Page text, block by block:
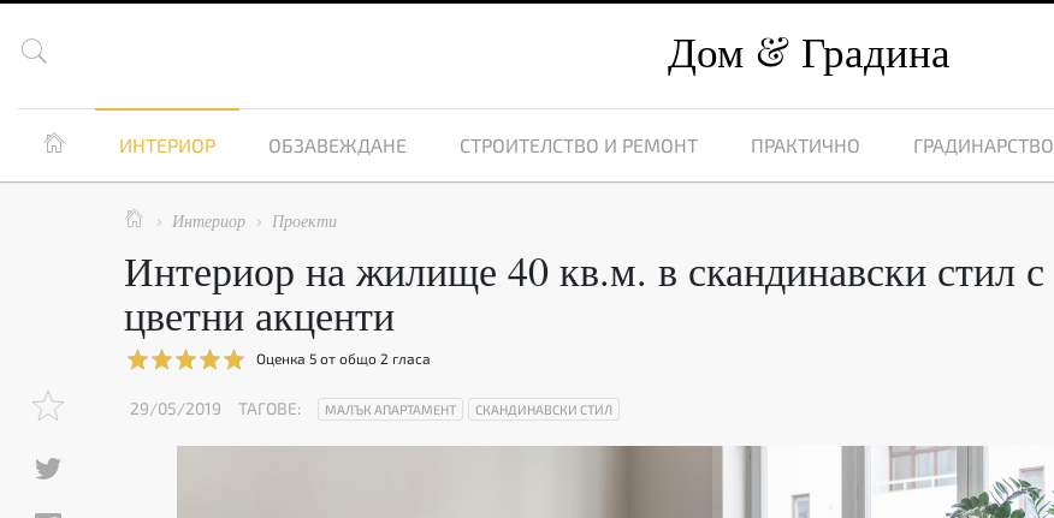
 Дом Градина
 ИНТЕРИОР ОБЗАВЕЖДАНЕ СТРОИТЕЛСТВО И РЕМОНТ ПРАКТИЧНО ГРАДИНАРСТВО
  Интериор  Проекти
Интериор на жилище 40 кв.м. в скандинавски стил с
цветни акценти
Оценка 5от общо 2 гласа
29/05/2019 ТАГОВЕ: МАЛЪК АПАРТАМЕНТ СКАНДИНАВСКИ СТИЛ